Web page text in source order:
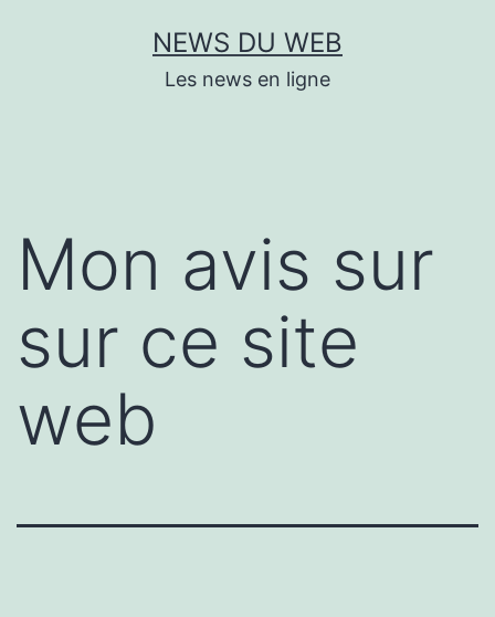
NEWS DU WEB
Les news en ligne
Mon avis sur
sur ce site
web